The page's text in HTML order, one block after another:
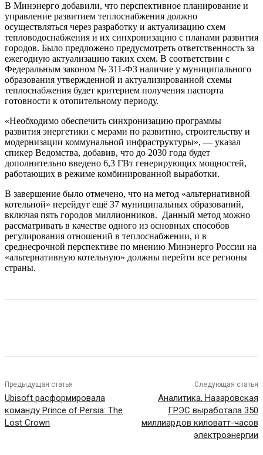
В Минэнерго добавили, что перспективное планирование и
управление развитием теплоснабжения должно
осуществляться через разработку и актуализацию схем
тепловодоснабжения и их синхронизацию с планами развития
городов. Было предложено предусмотреть ответственность за
ежегодную актуализацию таких схем. В соответствии с
Федеральным законом № 311-ФЗ наличие у муниципального
образования утвержденной и актуализированной схемы
теплоснабжения будет критерием получения паспорта
готовности к отопительному периоду.
«Необходимо обеспечить синхронизацию программы
развития энергетики с мерами по развитию, строительству и
модернизации коммунальной инфраструктуры», — указал
спикер Ведомства, добавив, что до 2030 года будет
дополнительно введено 6,3 ГВт генерирующих мощностей,
работающих в режиме комбинированной выработки.
В завершение было отмечено, что на метод «альтернативной
котельной» перейдут ещё 37 муниципальных образований,
включая пять городов миллионников. Данный метод можно
рассматривать в качестве одного из основных способов
регулирования отношений в теплоснабжении, и в
среднесрочной перспективе по мнению Минэнерго России на
«альтернативную котельную» должны перейти все регионы
страны.
Предыдущая статья
Ubisoft расформировала
команду Prince of Persia: The
Lost Crown
Следующая статья
Аналитика. Назаровская
ГРЭС выработала 350
миллиардов киловатт-часов
электроэнергии